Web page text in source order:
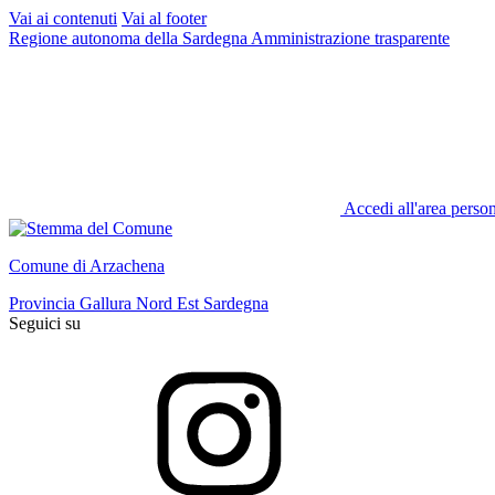
Vai ai contenuti Vai al footer
Regione autonoma della Sardegna Amministrazione trasparente
Accedi all'area
Comune di Arzachena
Provincia Gallura Nord Est Sardegna
Seguici su